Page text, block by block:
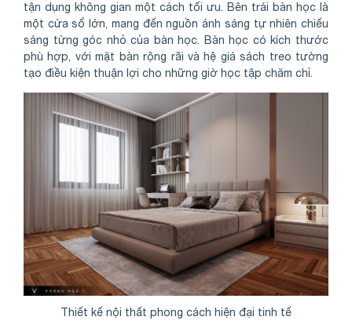
tận dụng không gian một cách tối ưu. Bên trái bàn học là
một cửa sổ lớn, mang đến nguồn ánh sáng tự nhiên chiếu
sáng từng góc nhỏ của bàn học. Bàn học có kích thước
phù hợp, với mặt bàn rộng rãi và hệ giá sách treo tường
tạo điều kiện thuận lợi cho những giờ học tập chăm chỉ.
Thiết kế nội thất phong cách hiện đại tinh tế